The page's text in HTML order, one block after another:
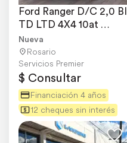
Ford Ranger D/C 2,0 BI
TD LTD 4X4 10at
Financiado
Nueva
Rosario
Servicios Premier
$ Consultar
Financiación 4 años
12 cheques sin interés